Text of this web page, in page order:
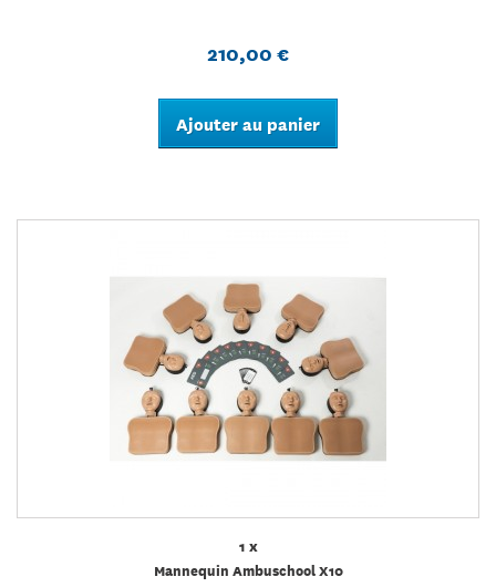
210,00 €
Ajouter au panier
1 x
Mannequin Ambuschool X10